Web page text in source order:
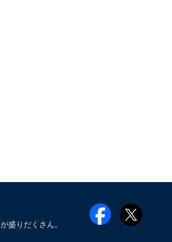
盛りだくさん。